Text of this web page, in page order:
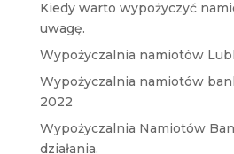
Kiedy warto wypożyczyć
uwagę.
Wypożyczalnia namiotów
Wypożyczalnia namiotów
2022
Wypożyczalnia Namiotów
działania.